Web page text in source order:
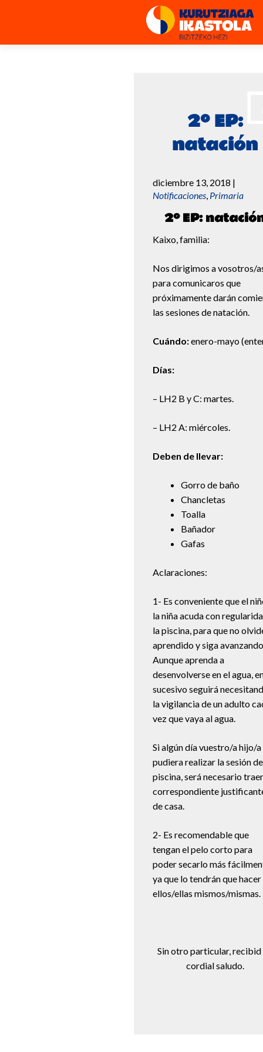
2º EP:
natación
diciembre 13, 2018 |
Notificaciones, Primaria
2º EP:
Kaixo, familia:
Nos dirigimos a vosotros/
para comunicaros que
próximamente darán
las sesiones de natación.
Cuándo:enero-mayo
Días:
– LH2 B y C: martes.
– LH2 A: miércoles.
Deben de llevar:
Gorro de baño
Chancletas
Toalla
Bañador
Gafas
Aclaraciones:
1- Es conveniente que el
la niña acuda con
la piscina, para que no
aprendido y siga
Aunque aprenda a
desenvolverse en el agua,
sucesivo seguirá
la vigilancia de un adulto
vez que vaya al agua.
Si algún día vuestro/a hijo/a
pudiera realizar la sesión
piscina, será necesario
correspondiente
de casa.
2- Es recomendable que
tengan el pelo corto para
poder secarlo más
ya que lo tendrán que hacer
ellos/ellas mismos/mismas.
Sin otro particular, recibid
cordial saludo.